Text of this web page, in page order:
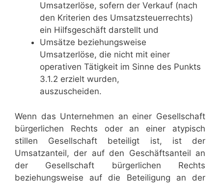
Umsatzerlöse, sofern der Verkauf (nach
den Kriterien des Umsatzsteuerrechts)
ein Hilfsgeschäft darstellt und
Umsätze beziehungsweise
Umsatzerlöse, die nicht mit einer
operativen Tätigkeit im Sinne des Punkts
3.1.2 erzielt wurden,
auszuscheiden.
Wenn das Unternehmen an einer Gesellschaft
bürgerlichen Rechts oder an einer atypisch
stillen Gesellschaft beteiligt ist, ist der
Umsatzanteil, der auf den Geschäftsanteil an
der Gesellschaft bürgerlichen Rechts
beziehungsweise auf die Beteiligung an der